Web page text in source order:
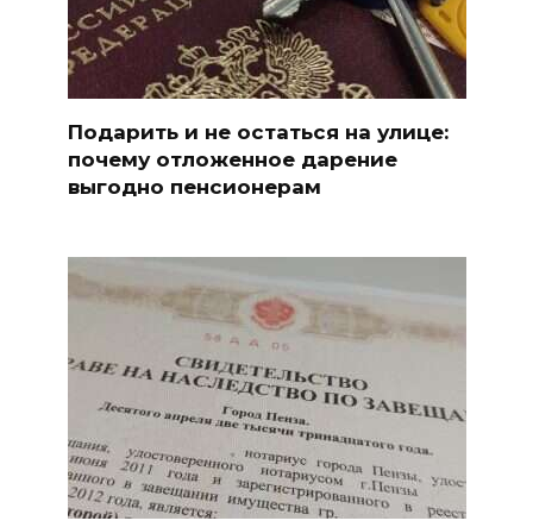
Подарить и не остаться на улице:
почему отложенное дарение
выгодно пенсионерам